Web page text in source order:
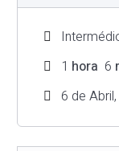
1 hora 6
6 de